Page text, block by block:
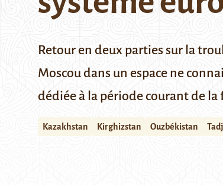
Retour en deux parties sur la
Moscou dans un espace ne
dédiée à la période courant de la
Kazakhstan Kirghizstan Ouzbékistan